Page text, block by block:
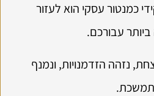
כמנטור עסקי הוא לעזור
עבורכם.
נזהה הזדמנויות, ונמנף